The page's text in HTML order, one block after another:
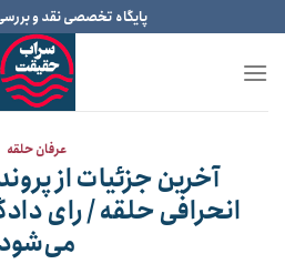
to
content
پایگاه تخصصی نقد و
عرفان حلقه
آخرین جزئیات از
انحرافی حلقه / رای
می‌شود